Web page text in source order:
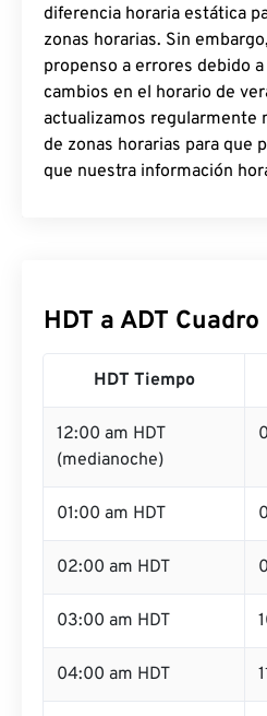
diferencia horaria estática
zonas horarias. Sin
propenso a errores debido
cambios en el horario de
actualizamos regularmente
de zonas horarias para que
que nuestra información
HDT a ADT Cuadro
HDT Tiempo
12:00 am HDT
(medianoche)
01:00 am HDT
02:00 am HDT
03:00 am HDT
04:00 am HDT